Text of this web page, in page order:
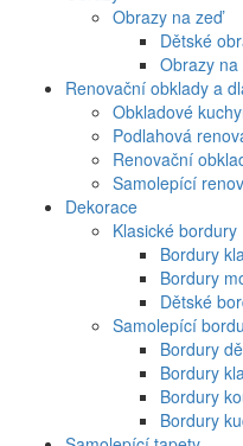
Obrazy na zeď
Dětské
Obrazy na
Renovační obklady a
Obkladové
Podlahová
Renovační
Samolepící
Dekorace
Klasické bordury
Bordury
Bordury
Dětské
Samolepící
Bordury
Bordury
Bordury
Bordury